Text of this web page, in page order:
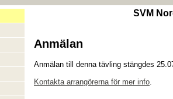
SVM
Anmälan
Anmälan till denna tävling stängdes
Kontakta arrangörerna för mer info.